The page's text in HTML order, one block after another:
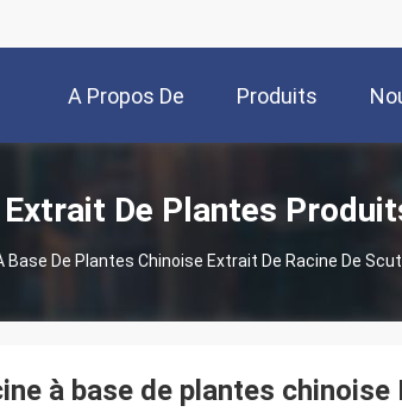
A Propos De
Nous
Produits
Extrait De Plantes
Base De Plantes Chinoise Extrait De Racine De
à base de plantes